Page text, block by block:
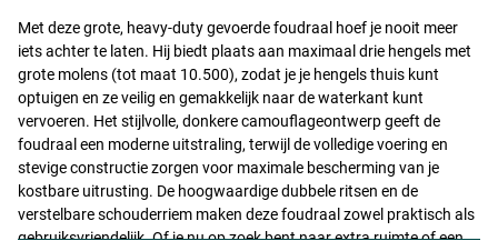
Met deze grote, heavy-duty gevoerde foudraal hoef je nooit meer
iets achter te laten. Hij biedt plaats aan maximaal drie hengels met
grote molens (tot maat 10.500), zodat je je hengels thuis kunt
optuigen en ze veilig en gemakkelijk naar de waterkant kunt
vervoeren. Het stijlvolle, donkere camouflageontwerp geeft de
foudraal een moderne uitstraling, terwijl de volledige voering en
stevige constructie zorgen voor maximale bescherming van je
kostbare uitrusting. De hoogwaardige dubbele ritsen en de
verstelbare schouderriem maken deze foudraal zowel praktisch als
gebruiksvriendelijk. Of je nu op zoek bent naar extra ruimte of een